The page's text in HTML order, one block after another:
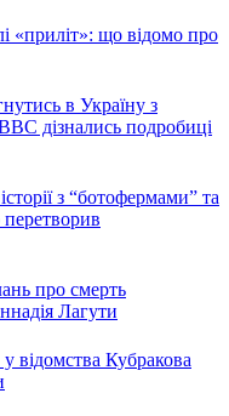
«приліт»: що відомо про
в Україну з
дізнались подробиці
з “ботофермами” та
про смерть
Лагути
відомства Кубракова